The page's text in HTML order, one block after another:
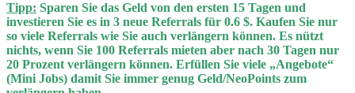
Tipp: Sparen Sie das Geld von den ersten 15 Tagen und
investieren Sie es in 3 neue Referrals für 0.6 $. Kaufen Sie nur
so viele Referrals wie Sie auch verlängern können. Es nützt
nichts, wenn Sie 100 Referrals mieten aber nach 30 Tagen nur
20 Prozent verlängern können. Erfüllen Sie viele „Angebote“
(Mini Jobs) damit Sie immer genug Geld/NeoPoints zum